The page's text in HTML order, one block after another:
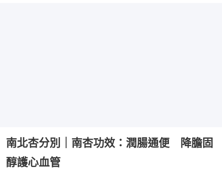
南北杏分別｜南杏功效：潤腸通便 降膽固
醇護心血管